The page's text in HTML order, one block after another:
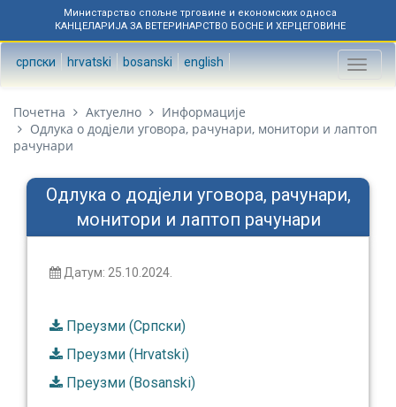
Министарство спољне трговине и економских односа
КАНЦЕЛАРИЈА ЗА ВЕТЕРИНАРСТВО БОСНЕ И ХЕРЦЕГОВИНЕ
српски hrvatski bosanski english
Toggle
Почетна Актуелно
Информације
Одлука о додјели уговора, рачунари, монитори и лаптоп
рачунари
Одлука о додјели уговора, рачунари,
монитори и лаптоп рачунари
Датум: 25.10.2024.
Преузми (Српски)
Преузми (Hrvatski)
Преузми (Bosanski)